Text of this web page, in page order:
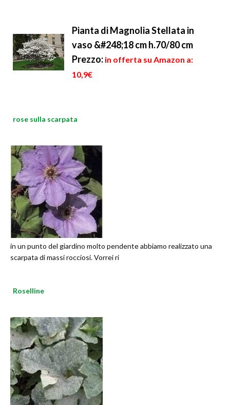
Pianta di Magnolia Stellata in
vaso &#248;18 cm h.70/80 cm
Prezzo: in offerta su Amazon a:
10,9€
rose sulla scarpata
in un punto del giardino molto pendente abbiamo realizzato una
scarpata di massi rocciosi. Vorrei ri
Roselline